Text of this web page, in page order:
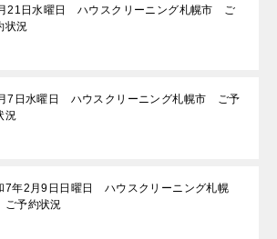
21日水曜日 ハウスクリーニング札幌市 ご
状況
7日水曜日 ハウスクリーニング札幌市 ご予
況
7年2月9日日曜日 ハウスクリーニング札幌
予約状況